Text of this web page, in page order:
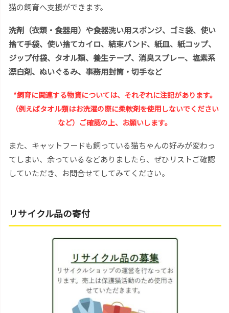
猫の飼育へ支援ができます。
洗剤（衣類・食器用）や食器洗い用スポンジ、 ゴミ袋、使い
捨て手袋、使い捨てカイロ、結束バンド、紙皿、紙コップ、
ジップ付袋、タオル類、養生テープ、消臭スプレー、塩素系
漂白剤、ぬいぐるみ、事務用封筒・切手など
*飼育に関連する物資については、それぞれに注記があります。
（例えばタオル類はお洗濯の際に柔軟剤を使用しないでください
など）ご確認の上、お願いします。
また、キャットフードも飼っている猫ちゃんの好みが変わっ
てしまい、余っているなどありましたら、ぜひリストご確認
していただき、お問合せてしてみてください。
リサイクル品の寄付